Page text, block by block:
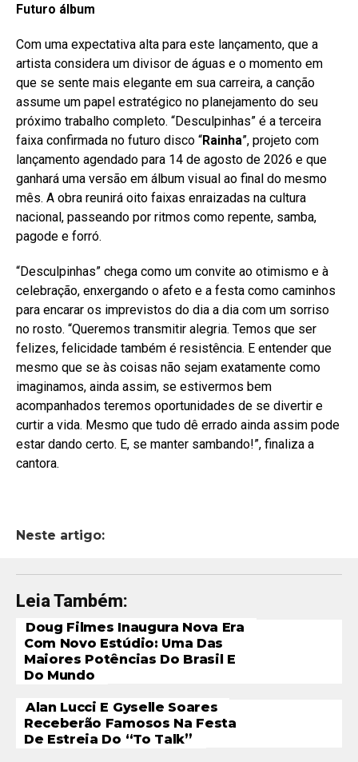
Futuro álbum
Com uma expectativa alta para este lançamento, que a
artista considera um divisor de águas e o momento em
que se sente mais elegante em sua carreira, a canção
assume um papel estratégico no planejamento do seu
próximo trabalho completo. “Desculpinhas” é a terceira
faixa confirmada no futuro disco “Rainha”, projeto com
lançamento agendado para 14 de agosto de 2026 e que
ganhará uma versão em álbum visual ao final do mesmo
mês. A obra reunirá oito faixas enraizadas na cultura
nacional, passeando por ritmos como repente, samba,
pagode e forró.
“Desculpinhas” chega como um convite ao otimismo e à
celebração, enxergando o afeto e a festa como caminhos
para encarar os imprevistos do dia a dia com um sorriso
no rosto. “Queremos transmitir alegria. Temos que ser
felizes, felicidade também é resistência. E entender que
mesmo que se às coisas não sejam exatamente como
imaginamos, ainda assim, se estivermos bem
acompanhados teremos oportunidades de se divertir e
curtir a vida. Mesmo que tudo dê errado ainda assim pode
estar dando certo. E, se manter sambando!”, finaliza a
cantora.
Neste artigo:
Leia Também:
Doug Filmes Inaugura Nova Era
Com Novo Estúdio: Uma Das
Maiores Potências Do Brasil E
Do Mundo
Alan Lucci E Gyselle Soares
Receberão Famosos Na Festa
De Estreia Do “To Talk”